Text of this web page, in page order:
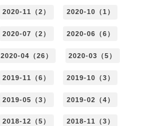
2020-11（2） 2020-10（1）
2020-07（2） 2020-06（6）
2020-04（26） 2020-03（5）
2019-11（6） 2019-10（3）
2019-05（3） 2019-02（4）
2018-12（5） 2018-11（3）